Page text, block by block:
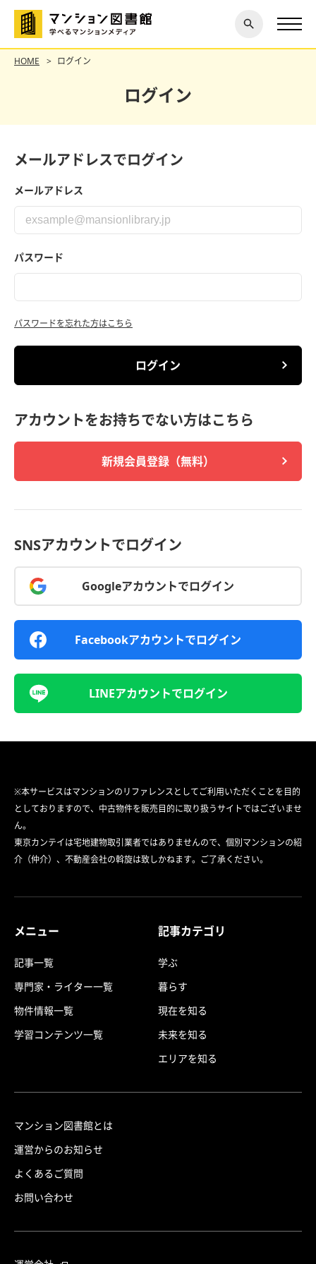
探す
閉じ
る
HOME ログイン
ログイン
メールアドレスでログイン
メールアドレス
パスワード
パスワードを忘れた方はこちら
ログイン
アカウントをお持ちでない方はこちら
新規会員登録（無料）
SNSアカウントでログイン
Googleアカウントでログイン
Facebookアカウントでログイン
LINEアカウントでログイン
※本サービスはマンションのリファレンスとしてご利用いただくことを目的
としておりますので、中古物件を販売目的に取り扱うサイトではございませ
ん。
東京カンテイは宅地建物取引業者ではありませんので、個別マンションの紹
介（仲介）、不動産会社の斡旋は致しかねます。ご了承ください。
メニュー
記事一覧
専門家・ライター一覧
物件情報一覧
学習コンテンツ一覧
記事カテゴリ
学ぶ
暮らす
現在を知る
未来を知る
エリアを知る
マンション図書館とは
運営からのお知らせ
よくあるご質問
お問い合わせ